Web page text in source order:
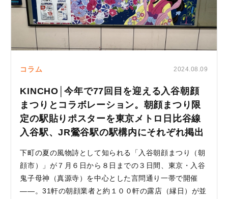
コラム 2024.08.09
KINCHO│今年で77回目を迎える入谷朝顔
まつりとコラボレーション。朝顔まつり限
定の駅貼りポスターを東京メトロ日比谷線
入谷駅、JR鶯谷駅の駅構内にそれぞれ掲出
下町の夏の風物詩として知られる「入谷朝顔まつり（朝
顔市）」が７月６日から８日までの３日間、東京・入谷
鬼子母神（真源寺）を中心とした言問通り一帯で開催
――。31軒の朝顔業者と約１００軒の露店（縁日）が並